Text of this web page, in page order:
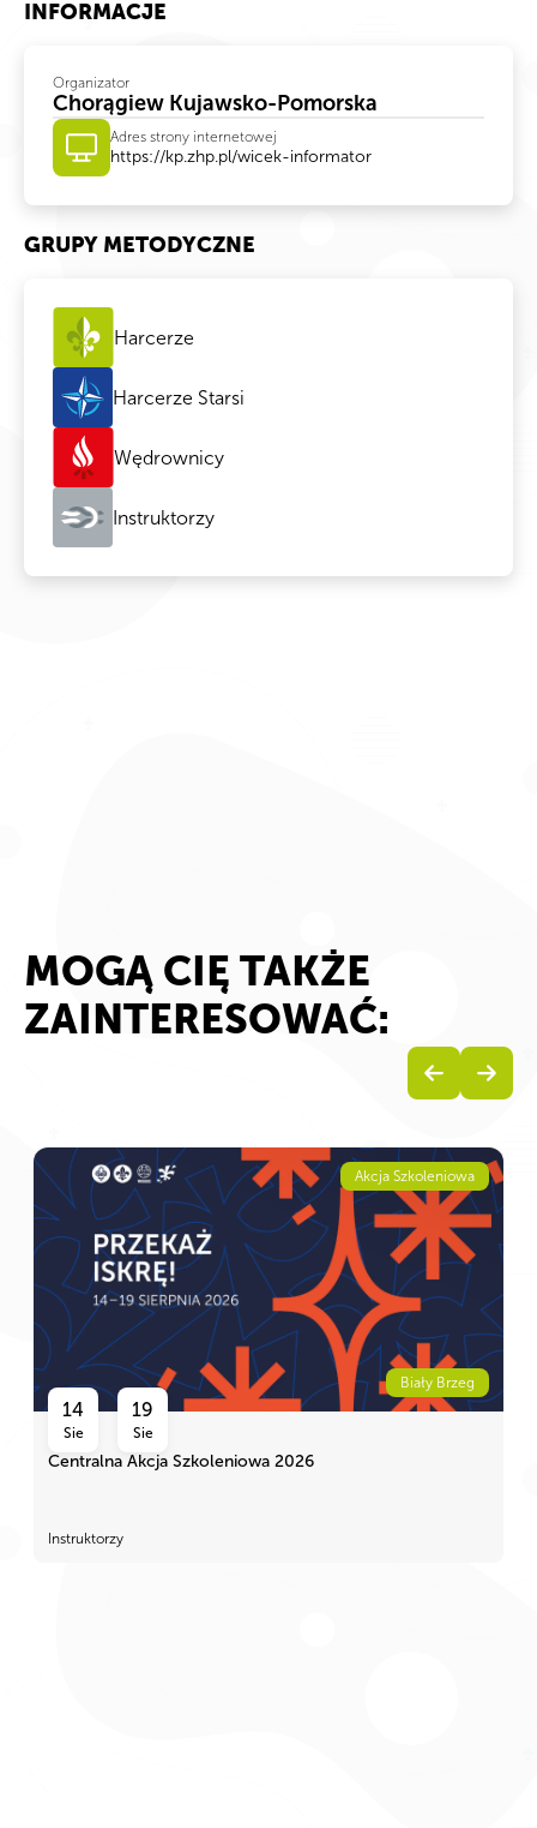
INFORMACJE
Organizator
Chorągiew Kujawsko-Pomorska
Adres strony internetowej
https://kp.zhp.pl/wicek-informator
GRUPY METODYCZNE
Harcerze
Harcerze Starsi
Wędrownicy
Instruktorzy
MOGĄ CIĘ TAKŻE
ZAINTERESOWAĆ:
Akcja Szkoleniowa
Biały Brzeg
14
Sie
19
Sie
Centralna Akcja Szkoleniowa 2026
Instruktorzy